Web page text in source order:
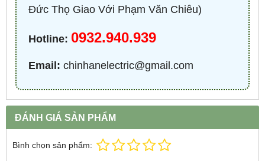
Đức Thọ Giao Với Phạm Văn Chiêu)
Hotline: 0932.940.939
Email: chinhanelectric@gmail.com
ĐÁNH GIÁ SẢN PHẨM
Bình chọn sản phẩm: